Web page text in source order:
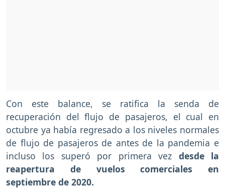
Con este balance, se ratifica la senda de
recuperación del flujo de pasajeros, el cual en
octubre ya había regresado a los niveles normales
de flujo de pasajeros de antes de la pandemia e
incluso los superó por primera vez desde la
reapertura de vuelos comerciales en
septiembre de 2020.